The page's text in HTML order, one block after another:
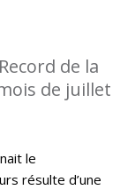
de la
de juillet
le
résulte d’une